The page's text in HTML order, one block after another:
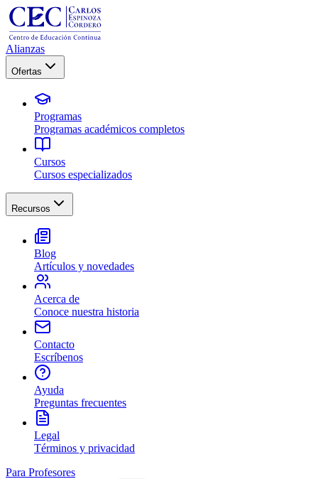
Alianzas
Ofertas
Programas
Programas académicos completos
Cursos
Cursos especializados
Recursos
Blog
Artículos y novedades
Acerca de
Conoce nuestra historia
Contacto
Escríbenos
Ayuda
Preguntas frecuentes
Legal
Términos y privacidad
Para Profesores